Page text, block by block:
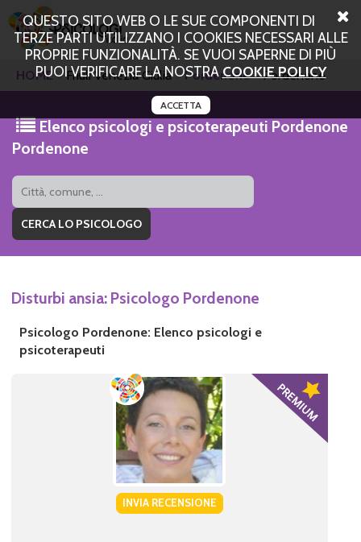
QUESTO SITO WEB O LE SUE COMPONENTI DI
TERZE PARTI UTILIZZANO I COOKIES NECESSARI ALLE
PROPRIE FUNZIONALITÀ. SE VUOI SAPERNE DI PIÙ
PUOI VERIFICARE LA NOSTRACOOKIE POLICY
ACCETTA
HOME Friuli Venezia Giulia Pordenone Pordenone
Elenco psicologi e psicoterapeuti Pordenone
Pordenone
Disturbi ansia: Psicologo Pordenone
Psicologo Pordenone: Elenco psicologi e
psicoterapeuti
INVIA RECENSIONE